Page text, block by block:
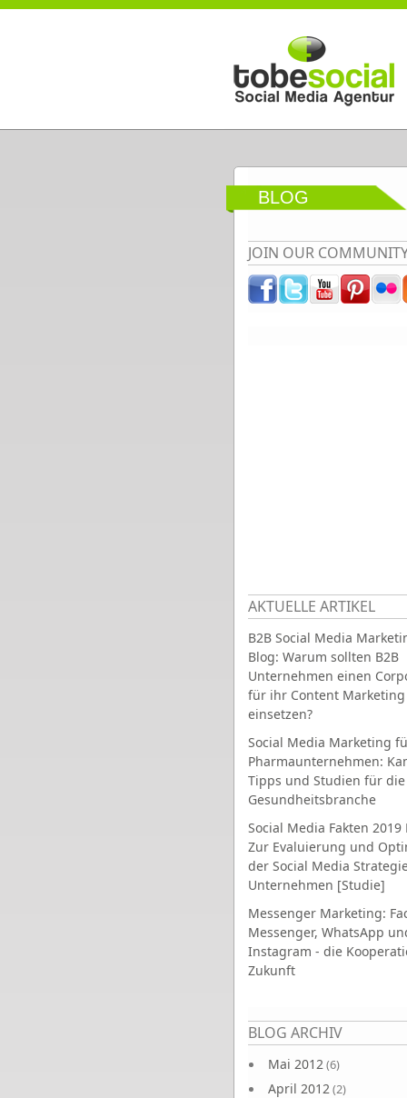
Direkt zum Inhalt
BLOG
JOIN OUR
AKTUELLE ARTIKEL
B2B Social Media
Blog: Warum sollten B2B
Unternehmen einen
für ihr Content Marketing
einsetzen?
Social Media Marketing
Pharmaunternehmen:
Tipps und Studien für die
Gesundheitsbranche
Social Media Fakten 2019
Zur Evaluierung und
der Social Media
Unternehmen [Studie]
Messenger Marketing:
Messenger, WhatsApp
Instagram - die
Zukunft
BLOG ARCHIV
Mai 2012(6)
April 2012(2)
Seiten